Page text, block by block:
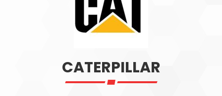
CATERPILLAR